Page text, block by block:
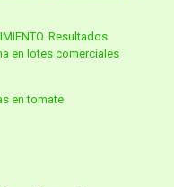
Resultados
en lotes comerciales
en tomate